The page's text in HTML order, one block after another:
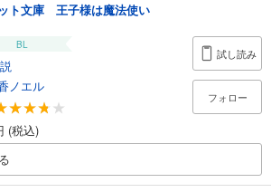
ト文庫 王子様は魔法使い
BL
ノエル
(税込)
試し読み
フォロー